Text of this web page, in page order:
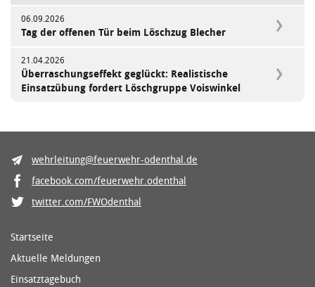
06.09.2026
Tag der offenen Tür beim Löschzug Blecher
21.04.2026
Überraschungseffekt geglückt: Realistische
Einsatzübung fordert Löschgruppe Voiswinkel
wehrleitung@feuerwehr-odenthal.de
facebook.com/feuerwehr.odenthal
twitter.com/FWOdenthal
Startseite
Aktuelle Meldungen
Einsatztagebuch